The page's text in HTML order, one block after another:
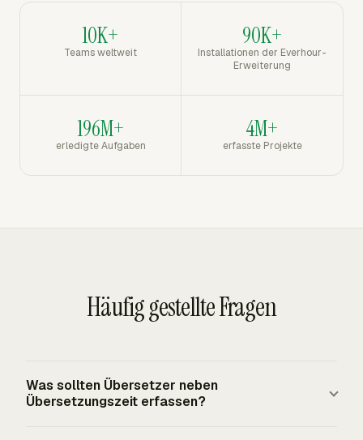
10K+
Teams weltweit
90K+
Installationen der Everhour-
Erweiterung
196M+
erledigte Aufgaben
4M+
erfasste Projekte
Häufig gestellte Fragen
Was sollten Übersetzer neben
Übersetzungszeit erfassen?